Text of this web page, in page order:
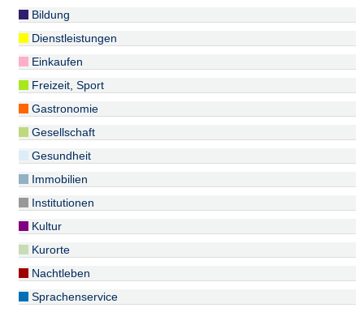
Bildung
Dienstleistungen
Einkaufen
Freizeit, Sport
Gastronomie
Gesellschaft
Gesundheit
Immobilien
Institutionen
Kultur
Kurorte
Nachtleben
Sprachenservice